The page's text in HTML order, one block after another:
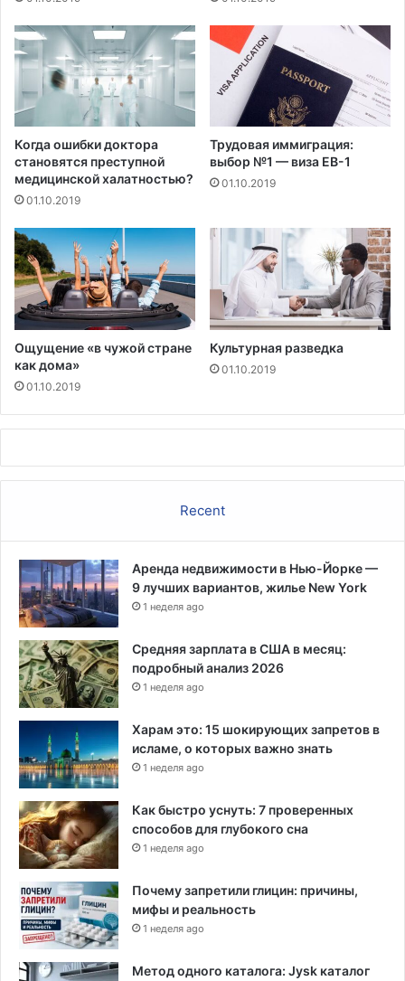
н
о
к
Когда ошибки доктора
становятся преступной
медицинской халатностью?
01.10.2019
Трудовая иммиграция:
выбор №1 — виза EB-1
01.10.2019
Ощущение «в чужой стране
как дома»
01.10.2019
Культурная разведка
01.10.2019
Recent
Аренда недвижимости в Нью-Йорке —
9 лучших вариантов, жилье New York
1 неделя ago
Средняя зарплата в США в месяц:
подробный анализ 2026
1 неделя ago
Харам это: 15 шокирующих запретов в
исламе, о которых важно знать
1 неделя ago
Как быстро уснуть: 7 проверенных
способов для глубокого сна
1 неделя ago
Почему запретили глицин: причины,
мифы и реальность
1 неделя ago
Метод одного каталога: Jysk каталог